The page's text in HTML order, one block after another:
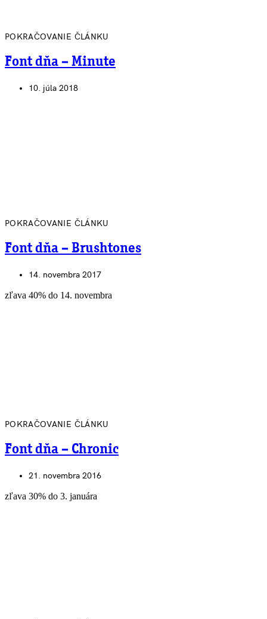
POKRAČOVANIE ČLÁNKU
Font dňa – Minute
10. júla 2018
POKRAČOVANIE ČLÁNKU
Font dňa – Brushtones
14. novembra 2017
zľava 40% do 14. novembra
POKRAČOVANIE ČLÁNKU
Font dňa – Chronic
21. novembra 2016
zľava 30% do 3. januára